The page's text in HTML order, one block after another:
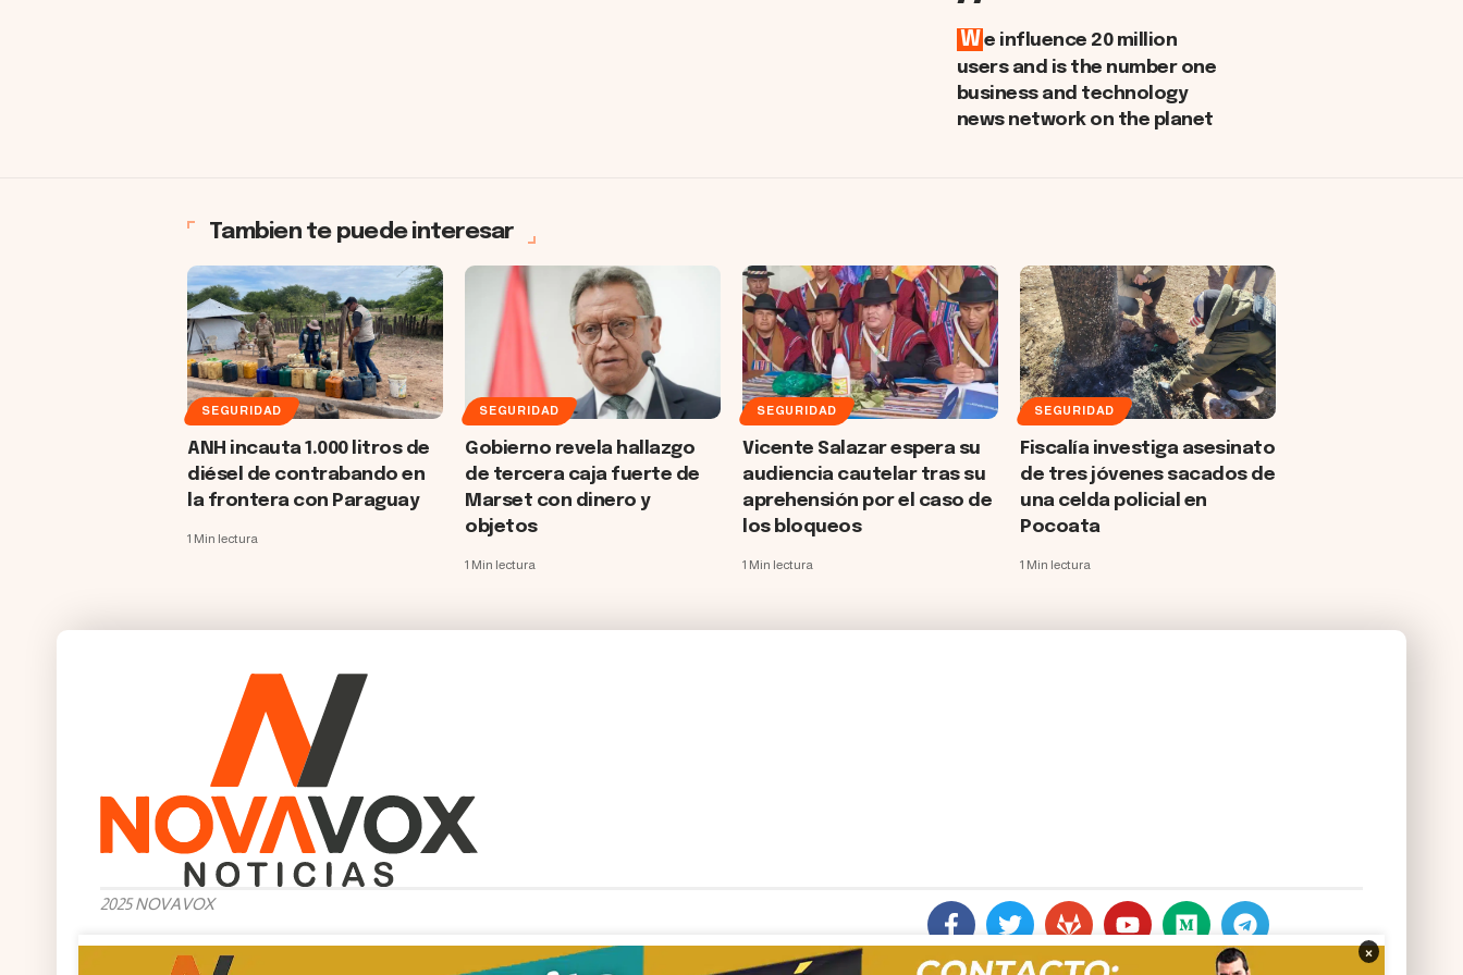
×
W e influence 20 million
users and is the number one
business and technology
news network on the planet
Tambien te puede interesar
SEGURIDAD
ANH incauta 1.000 litros de
diésel de contrabando en
la frontera con Paraguay
1 Min lectura
SEGURIDAD
Gobierno revela hallazgo
de tercera caja fuerte de
Marset con dinero y
objetos
1 Min lectura
SEGURIDAD
Vicente Salazar espera su
audiencia cautelar tras su
aprehensión por el caso de
los bloqueos
1 Min lectura
SEGURIDAD
Fiscalía investiga asesinato
de tres jóvenes sacados de
una celda policial en
Pocoata
1 Min lectura
2025 NOVAVOX